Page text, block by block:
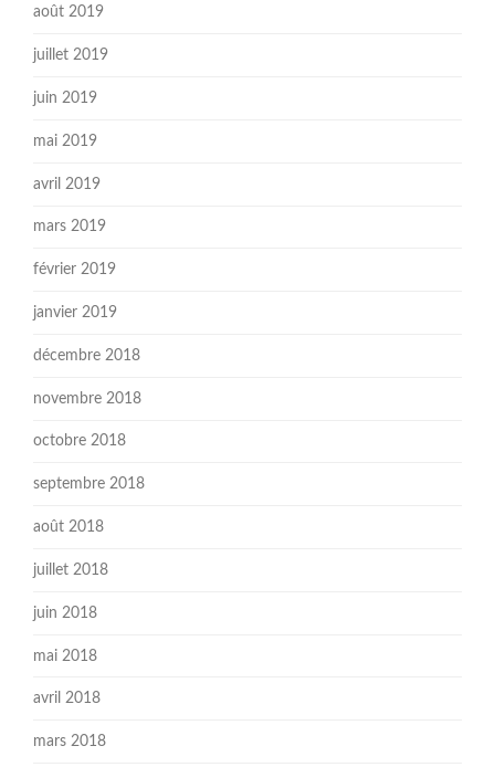
août 2019
juillet 2019
juin 2019
mai 2019
avril 2019
mars 2019
février 2019
janvier 2019
décembre 2018
novembre 2018
octobre 2018
septembre 2018
août 2018
juillet 2018
juin 2018
mai 2018
avril 2018
mars 2018